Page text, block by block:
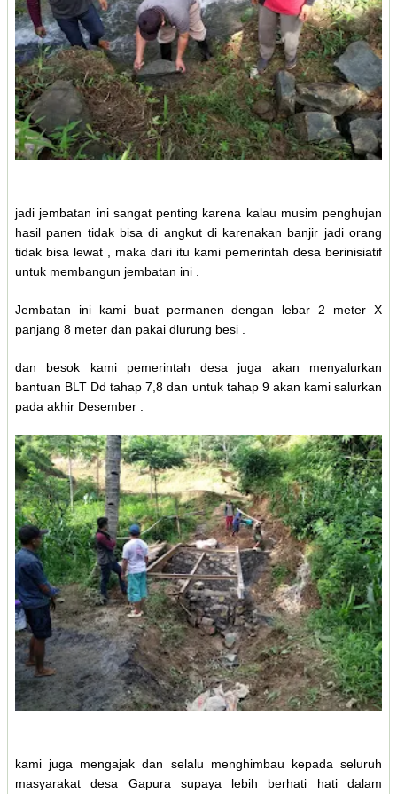
jadi jembatan ini sangat penting karena kalau musim penghujan
hasil panen tidak bisa di angkut di karenakan banjir jadi orang
tidak bisa lewat , maka dari itu kami pemerintah desa berinisiatif
untuk membangun jembatan ini .
Jembatan ini kami buat permanen dengan lebar 2 meter X
panjang 8 meter dan pakai dlurung besi .
dan besok kami pemerintah desa juga akan menyalurkan
bantuan BLT Dd tahap 7,8 dan untuk tahap 9 akan kami salurkan
pada akhir Desember .
kami juga mengajak dan selalu menghimbau kepada seluruh
masyarakat desa Gapura supaya lebih berhati hati dalam